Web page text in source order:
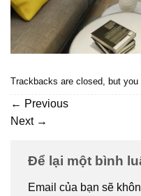
Trackbacks are closed, but you
← Previous
Next →
Để lại một bình
Email của bạn sẽ